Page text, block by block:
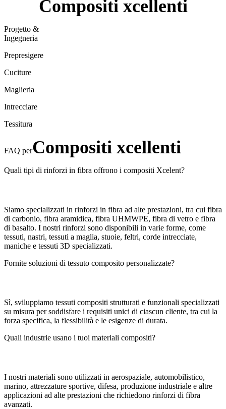
Compositi xcellenti
Progetto &
Ingegneria
Prepresigere
Cuciture
Maglieria
Intrecciare
Tessitura
FAQ perCompositi xcellenti
Quali tipi di rinforzi in fibra offrono i compositi Xcelent?
Siamo specializzati in rinforzi in fibra ad alte prestazioni, tra cui fibra
di carbonio, fibra aramidica, fibra UHMWPE, fibra di vetro e fibra
di basalto. I nostri rinforzi sono disponibili in varie forme, come
tessuti, nastri, tessuti a maglia, stuoie, feltri, corde intrecciate,
maniche e tessuti 3D specializzati.
Fornite soluzioni di tessuto composito personalizzate?
Sì, sviluppiamo tessuti compositi strutturati e funzionali specializzati
su misura per soddisfare i requisiti unici di ciascun cliente, tra cui la
forza specifica, la flessibilità e le esigenze di durata.
Quali industrie usano i tuoi materiali compositi?
I nostri materiali sono utilizzati in aerospaziale, automobilistico,
marino, attrezzature sportive, difesa, produzione industriale e altre
applicazioni ad alte prestazioni che richiedono rinforzi di fibra
avanzati.